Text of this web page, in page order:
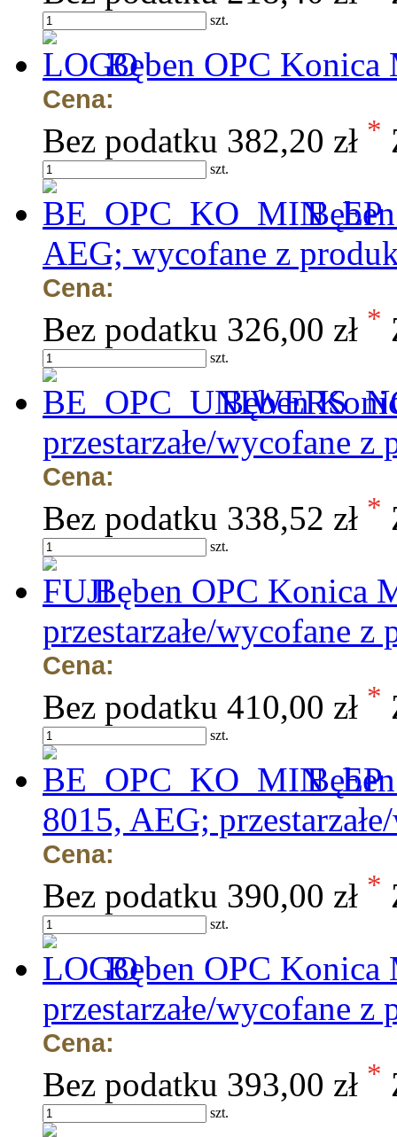
szt.
Bęben OPC
Cena:
Bez podatku 382,20 zł *
szt.
AEG; wycofane z
Cena:
Bez podatku 326,00 zł *
szt.
Bęben
przestarzałe/wycofane z
Cena:
Bez podatku 338,52 zł *
szt.
Bęben OPC Konica
przestarzałe/wycofane z
Cena:
Bez podatku 410,00 zł *
szt.
8015, AEG;
Cena:
Bez podatku 390,00 zł *
szt.
Bęben OPC
przestarzałe/wycofane z
Cena:
Bez podatku 393,00 zł *
szt.